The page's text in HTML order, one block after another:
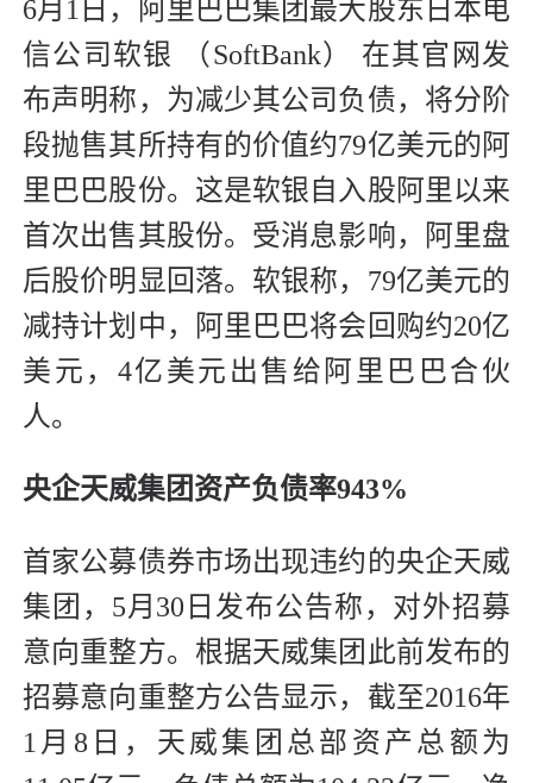
6月1日，阿里巴巴集团最大股东日本电
信公司软银 （SoftBank） 在其官网发
布声明称，为减少其公司负债，将分阶
段抛售其所持有的价值约79亿美元的阿
里巴巴股份。这是软银自入股阿里以来
首次出售其股份。受消息影响，阿里盘
后股价明显回落。软银称，79亿美元的
减持计划中，阿里巴巴将会回购约20亿
美元，4亿美元出售给阿里巴巴合伙
人。
央企天威集团资产负债率943%
首家公募债券市场出现违约的央企天威
集团，5月30日发布公告称，对外招募
意向重整方。根据天威集团此前发布的
招募意向重整方公告显示，截至2016年
1月8日，天威集团总部资产总额为